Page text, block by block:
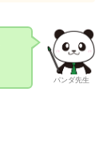
パンダ先生